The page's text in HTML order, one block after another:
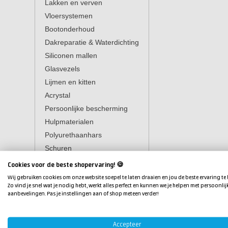
Lakken en verven
Vloersystemen
Bootonderhoud
Dakreparatie & Waterdichting
Siliconen mallen
Glasvezels
Lijmen en kitten
Acrystal
Persoonlijke bescherming
Hulpmaterialen
Polyurethaanhars
Schuren
Polijsten & waxen
Reinigen
Farécla
Cookies voor de beste shopervaring! 🍪
Wij gebruiken cookies om onze website soepel te laten draaien en jou de beste ervaring te
Zo vind je snel wat je nodig hebt, werkt alles perfect en kunnen we je helpen met
aanbevelingen. Pas je instellingen aan of shop meteen verder!
Accepteer